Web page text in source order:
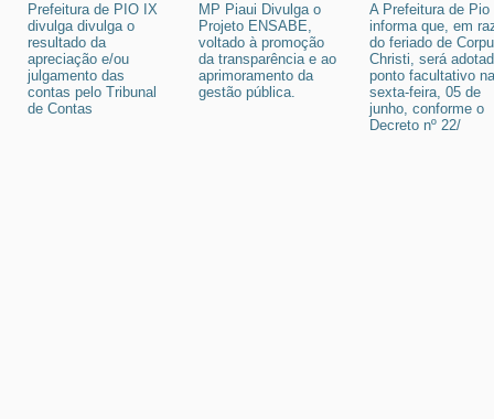
Prefeitura de PIO IX
divulga divulga o
resultado da
apreciação e/ou
julgamento das
contas pelo Tribunal
de Contas
MP Piaui Divulga o
Projeto ENSABE,
voltado à promoção
da transparência e ao
aprimoramento da
gestão pública.
A Prefeitura de Pio
informa que, em
do feriado de
Christi, será
ponto facultativo na
sexta-feira, 05 de
junho, conforme o
Decreto nº 22/